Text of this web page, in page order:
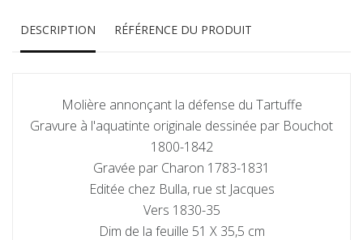
DESCRIPTION RÉFÉRENCE DU PRODUIT
Molière annonçant la défense du Tartuffe
Gravure à l'aquatinte originale dessinée par Bouchot
1800-1842
Gravée par Charon 1783-1831
Editée chez Bulla, rue st Jacques
Vers 1830-35
Dim de la feuille 51 X 35,5 cm